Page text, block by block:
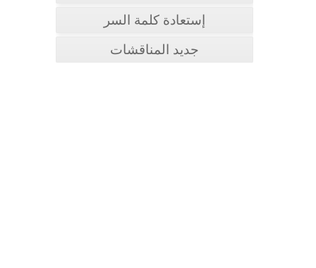
إستعادة كلمة السر
جديد المناقشات